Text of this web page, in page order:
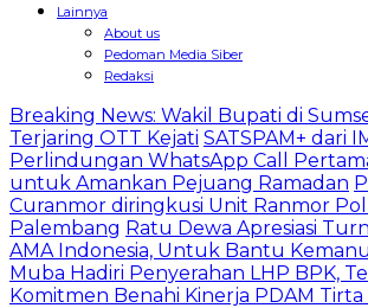
Lainnya
About us
Pedoman Media Siber
Redaksi
Breaking News: Wakil Bupati di
Terjaring OTT Kejati SATSPAM+ dari
Perlindungan WhatsApp Call
untuk Amankan Pejuang Ramadan
Curanmor diringkusi Unit Ranmor
Palembang Ratu Dewa Apresiasi
AMA Indonesia, Untuk Bantu
Muba Hadiri Penyerahan LHP BPK,
Komitmen Benahi Kinerja PDAM Tirta